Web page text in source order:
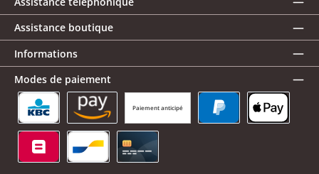
Assistance boutique
Informations
Modes de paiement
Paiement anticipé
KBC/CBC Payment Button
Amazon Pay